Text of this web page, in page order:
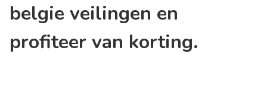
belgie veilingen en
profiteer van korting.